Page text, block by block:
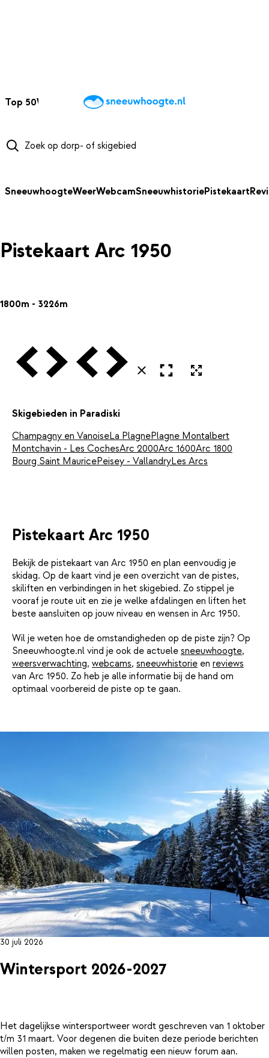
Top 50Webcams WintersportweerKaarten
SneeuwhoogteWeerWebcamSneeuwhistoriePistekaart
Pistekaart Arc 1950
1800m - 3226m
Vorige VolgendeVorige Volgende
SluitenOpen in volledig scherm
Skigebieden in Paradiski
Champagny en VanoiseLa PlagnePlagne Montalbert
Montchavin - Les CochesArc 2000Arc 1600Arc 1800
Bourg Saint MauricePeisey - VallandryLes Arcs
Pistekaart Arc 1950
Bekijk de pistekaart van Arc 1950 en plan eenvoudig je
skidag. Op de kaart vind je een overzicht van de pistes,
skiliften en verbindingen in het skigebied. Zo stippel je
vooraf je route uit en zie je welke afdalingen en liften het
beste aansluiten op jouw niveau en wensen in Arc 1950.
Wil je weten hoe de omstandigheden op de piste zijn? Op
Sneeuwhoogte.nl vind je ook de actuele sneeuwhoogte,
weersverwachting, webcams, sneeuwhistorie en reviews
van Arc 1950. Zo heb je alle informatie bij de hand om
optimaal voorbereid de piste op te gaan.
30 juli 2026
Wintersport 2026-2027
Het dagelijkse wintersportweer wordt geschreven van 1 oktober
t/m 31 maart. Voor degenen die buiten deze periode berichten
willen posten, maken we regelmatig een nieuw forum aan.